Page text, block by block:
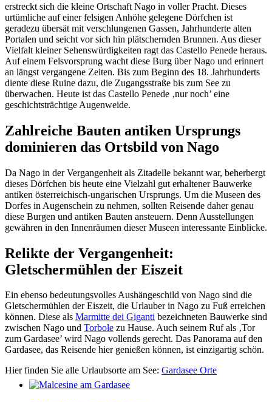
erstreckt sich die kleine Ortschaft Nago in voller Pracht. Dieses
urtümliche auf einer felsigen Anhöhe gelegene Dörfchen ist
geradezu übersät mit verschlungenen Gassen, Jahrhunderte alten
Portalen und seicht vor sich hin plätschernden Brunnen. Aus dieser
Vielfalt kleiner Sehenswürdigkeiten ragt das Castello Penede heraus.
Auf einem Felsvorsprung wacht diese Burg über Nago und erinnert
an längst vergangene Zeiten. Bis zum Beginn des 18. Jahrhunderts
diente diese Ruine dazu, die Zugangsstraße bis zum See zu
überwachen. Heute ist das Castello Penede ‚nur noch’ eine
geschichtsträchtige Augenweide.
Zahlreiche Bauten antiken Ursprungs
dominieren das Ortsbild von Nago
Da Nago in der Vergangenheit als Zitadelle bekannt war, beherbergt
dieses Dörfchen bis heute eine Vielzahl gut erhaltener Bauwerke
antiken österreichisch-ungarischen Ursprungs. Um die Museen des
Dorfes in Augenschein zu nehmen, sollten Reisende daher genau
diese Burgen und antiken Bauten ansteuern. Denn Ausstellungen
gewähren in den Innenräumen dieser Museen interessante Einblicke.
Relikte der Vergangenheit:
Gletschermühlen der Eiszeit
Ein ebenso bedeutungsvolles Aushängeschild von Nago sind die
Gletschermühlen der Eiszeit, die Urlauber in Nago zu Fuß erreichen
können. Diese als Marmitte dei Giganti bezeichneten Bauwerke sind
zwischen Nago und Torbole zu Hause. Auch seinem Ruf als ‚Tor
zum Gardasee’ wird Nago vollends gerecht. Das Panorama auf den
Gardasee, das Reisende hier genießen können, ist einzigartig schön.
Hier finden Sie alle Urlaubsorte am See: Gardasee Orte